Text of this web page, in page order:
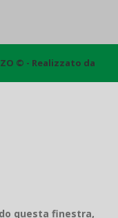
© - Realizzato da
questa finestra,